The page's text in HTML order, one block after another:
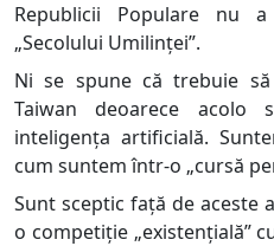
Republicii Populare nu
„Secolului Umilinței”.
Ni se spune că trebuie
Taiwan deoarece
inteligența artificială.
cum suntem într-o „cursă
Sunt sceptic față de aceste
o competiție „existențială”